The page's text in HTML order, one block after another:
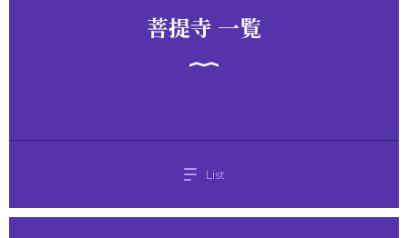
菩提寺 一覧
List